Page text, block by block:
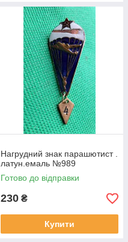
Нагрудний знак парашютист .
латун.емаль №989
Готово до відправки
230 ₴
Купити